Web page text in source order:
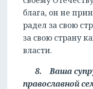
блага, он не
радел за свою
за свою страну
власти.
8. Ваша
православной